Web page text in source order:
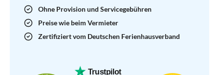
Ohne Provision und Servicegebühren
Preise wie beim Vermieter
Zertifiziert vom Deutschen Ferienhausverband